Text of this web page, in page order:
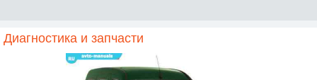
Диагностика и запчасти